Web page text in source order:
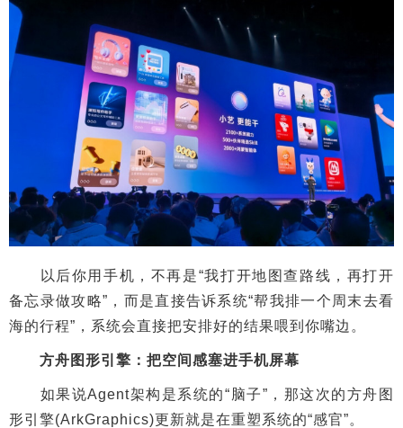
以后你用手机，不再是“我打开地图查路线，再打开
备忘录做攻略”，而是直接告诉系统“帮我排一个周末去看
海的行程”，系统会直接把安排好的结果喂到你嘴边。
方舟图形引擎：把空间感塞进手机屏幕
如果说Agent架构是系统的“脑子”，那这次的方舟图
形引擎(ArkGraphics)更新就是在重塑系统的“感官”。